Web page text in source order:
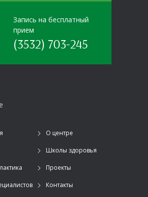
Запись на бесплатный
прием
(3532) 703-245
О центре
Школы здоровья
Проекты
Контакты